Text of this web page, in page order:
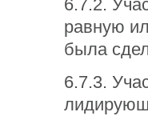
6.7.2.
равную
была
6.7.3.